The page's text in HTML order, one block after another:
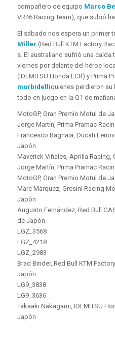
compañero de equipo Marco
VR46 Racing Team), que subió
El sábado nos espera un primer
Miller (Red Bull KTM Factory
s. El australiano sufrió una caída
viernes por delante del héroe
(IDEMITSU Honda LCR) y Prima
morbidelliquienes perdieron
todo en juego en la Q1 de
MotoGP, Gran Premio Motul de
Jorge Martín, Prima Pramac
Francesco Bagnaia, Ducati
Japón
Maverick Viñales, Aprilia Racing,
Jorge Martín, Prima Pramac
MotoGP, Gran Premio Motul de
Marc Márquez, Gresini Racing
Japón
Augusto Fernández, Red Bull
de Japón
LGZ_3568
LGZ_4218
LGZ_2983
Brad Binder, Red Bull KTM
Japón
LG9_3838
LG9_3636
Takaaki Nakagami, IDEMITSU
Japón